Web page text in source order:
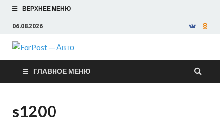
ВЕРХНЕЕ МЕНЮ
06.08.2026
ForPost —
Авто
ГЛАВНОЕ МЕНЮ
s1200